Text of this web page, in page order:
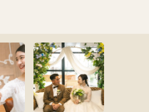
スエヒロ
テンボス町10
上がることが出来るようにお
せたワンプレート、フルコー